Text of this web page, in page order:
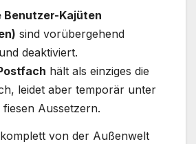
Benutzer-Kajüten
sind vorübergehend
deaktiviert.
hält als einziges die
leidet aber temporär unter
fiesen Aussetzern.
von der Außenwelt